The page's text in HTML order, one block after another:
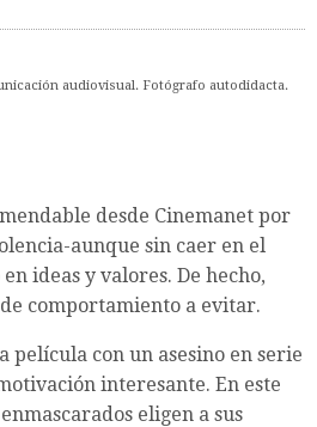
audiovisual. Fotógrafo autodidacta.
desde Cinemanet por
aunque sin caer en el
ideas y valores. De hecho,
comportamiento a evitar.
película con un asesino en serie
interesante. En este
eligen a sus